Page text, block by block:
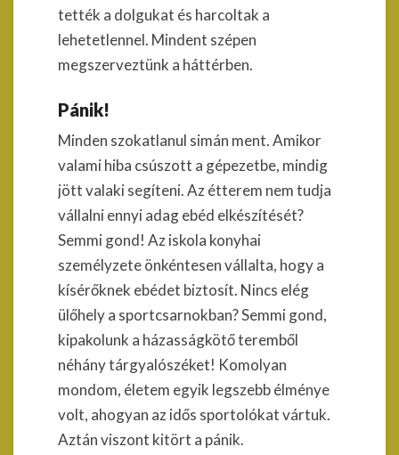
tették a dolgukat és harcoltak a
lehetetlennel. Mindent szépen
megszerveztünk a háttérben.
Pánik!
Minden szokatlanul simán ment. Amikor
valami hiba csúszott a gépezetbe, mindig
jött valaki segíteni. Az étterem nem tudja
vállalni ennyi adag ebéd elkészítését?
Semmi gond! Az iskola konyhai
személyzete önkéntesen vállalta, hogy a
kísérőknek ebédet biztosít. Nincs elég
ülőhely a sportcsarnokban? Semmi gond,
kipakolunk a házasságkötő teremből
néhány tárgyalószéket! Komolyan
mondom, életem egyik legszebb élménye
volt, ahogyan az idős sportolókat vártuk.
Aztán viszont kitört a pánik.